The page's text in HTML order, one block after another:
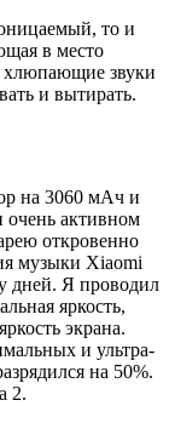
то и
в место
хлюпающие звуки
и вытирать.
на 3060 мАч и
очень активном
откровенно
музыки Xiaomi
дней. Я проводил
яркость,
экрана.
и ультра-
на 50%.
2.